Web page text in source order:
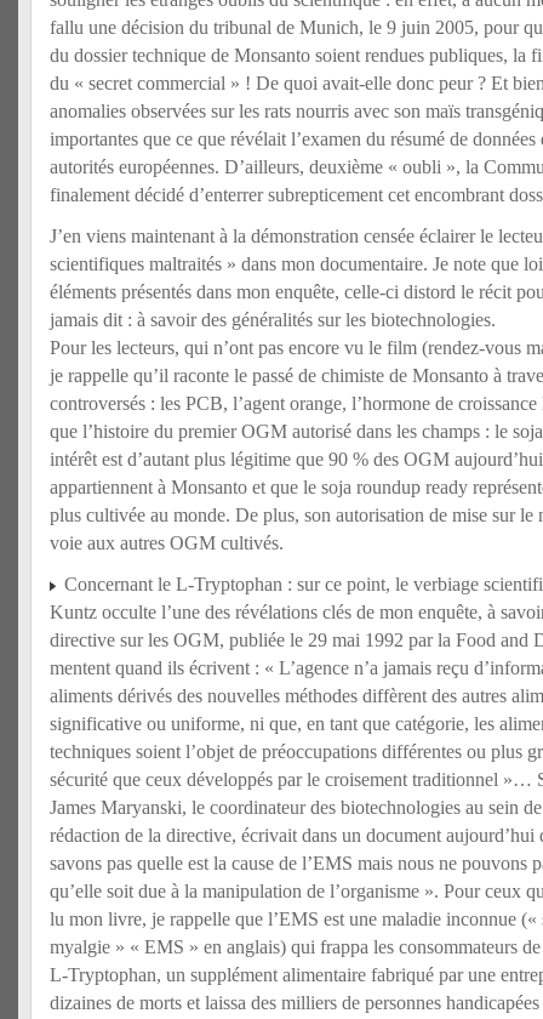
fallu une décision du tribunal de Munich, le 9 juin 2005, pour
du dossier technique de Monsanto soient rendues publiques, la
du « secret commercial » ! De quoi avait-elle donc peur ? Et
anomalies observées sur les rats nourris avec son maïs
importantes que ce que révélait l’examen du résumé de
autorités européennes. D’ailleurs, deuxième « oubli », la
finalement décidé d’enterrer subrepticement cet encombrant
J’en viens maintenant à la démonstration censée éclairer le
scientifiques maltraités » dans mon documentaire. Je note que
éléments présentés dans mon enquête, celle-ci distord le récit
jamais dit : à savoir des généralités sur les biotechnologies.
Pour les lecteurs, qui n’ont pas encore vu le film (rendez-vous
je rappelle qu’il raconte le passé de chimiste de Monsanto à
controversés : les PCB, l’agent orange, l’hormone de
que l’histoire du premier OGM autorisé dans les champs : le
intérêt est d’autant plus légitime que 90 % des OGM
appartiennent à Monsanto et que le soja roundup ready
plus cultivée au monde. De plus, son autorisation de mise sur le
voie aux autres OGM cultivés.
Concernant le L-Tryptophan : sur ce point, le verbiage
Kuntz occulte l’une des révélations clés de mon enquête, à
directive sur les OGM, publiée le 29 mai 1992 par la Food and
mentent quand ils écrivent : « L’agence n’a jamais reçu
aliments dérivés des nouvelles méthodes diffèrent des autres
significative ou uniforme, ni que, en tant que catégorie, les
techniques soient l’objet de préoccupations différentes ou plus
sécurité que ceux développés par le croisement traditionnel »…
James Maryanski, le coordinateur des biotechnologies au sein
rédaction de la directive, écrivait dans un document aujourd’hui
savons pas quelle est la cause de l’EMS mais nous ne pouvons
qu’elle soit due à la manipulation de l’organisme ». Pour ceux
lu mon livre, je rappelle que l’EMS est une maladie inconnue
myalgie » « EMS » en anglais) qui frappa les consommateurs
L-Tryptophan, un supplément alimentaire fabriqué par une
dizaines de morts et laissa des milliers de personnes